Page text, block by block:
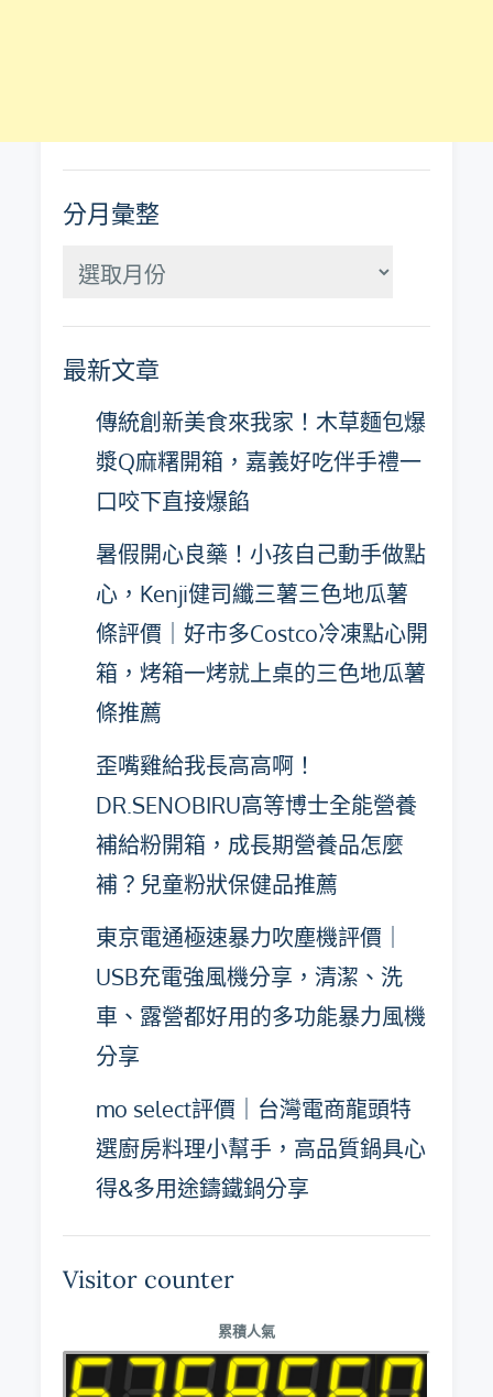
分月彙整
分
整
最新文章
傳統創新美食來我家！木草麵包爆
漿Q麻糬開箱，嘉義好吃伴手禮一
口咬下直接爆餡
暑假開心良藥！小孩自己動手做點
心，Kenji健司纖三薯三色地瓜薯
條評價｜好市多Costco冷凍點心開
箱，烤箱一烤就上桌的三色地瓜薯
條推薦
歪嘴雞給我長高高啊！
DR.SENOBIRU高等博士全能營養
補給粉開箱，成長期營養品怎麼
補？兒童粉狀保健品推薦
東京電通極速暴力吹塵機評價｜
USB充電強風機分享，清潔、洗
車、露營都好用的多功能暴力風機
分享
mo select評價｜台灣電商龍頭特
選廚房料理小幫手，高品質鍋具心
得&多用途鑄鐵鍋分享
Visitor counter
累積人氣